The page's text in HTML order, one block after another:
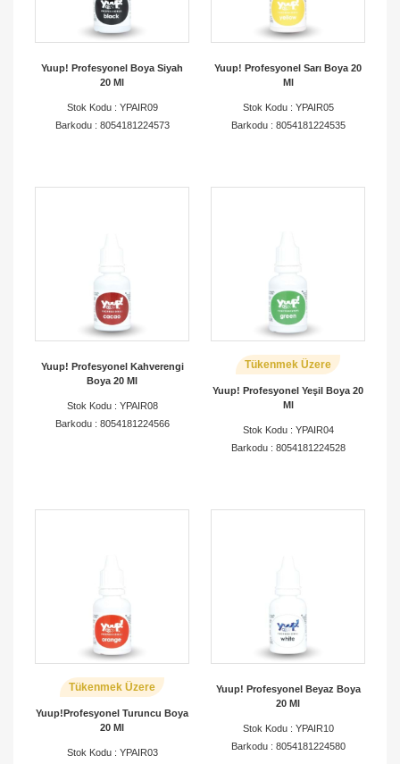
Yuup! Profesyonel Boya Siyah
20 Ml
Stok Kodu : YPAIR09
Barkodu : 8054181224573
Yuup! Profesyonel Sarı Boya 20
Ml
Stok Kodu : YPAIR05
Barkodu : 8054181224535
Yuup! Profesyonel Kahverengi
Boya 20 Ml
Stok Kodu : YPAIR08
Barkodu : 8054181224566
Tükenmek Üzere
Yuup! Profesyonel Yeşil Boya 20
Ml
Stok Kodu : YPAIR04
Barkodu : 8054181224528
Tükenmek Üzere
Yuup!Profesyonel Turuncu Boya
20 Ml
Stok Kodu : YPAIR03
Yuup! Profesyonel Beyaz Boya
20 Ml
Stok Kodu : YPAIR10
Barkodu : 8054181224580